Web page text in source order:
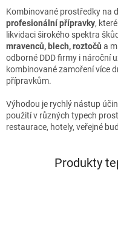
Kombinované prostředky na
profesionální přípravky,
likvidaci širokého spektra
mravenců, blech,roztočů a
odborné DDD firmy i nároční
kombinované zamoření více
přípravkům.
Výhodou je rychlý nástup
použití v různých typech
restaurace, hotely, veřejné
Produkty